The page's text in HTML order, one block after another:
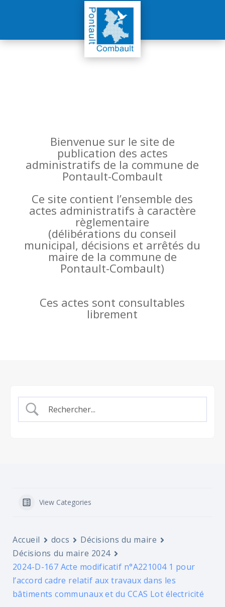
Bienvenue sur le site de
publication des actes
administratifs de la commune de
Pontault-Combault
Ce site contient l’ensemble des
actes administratifs à caractère
règlementaire
(délibérations du conseil
municipal, décisions et arrêtés du
maire de la commune de
Pontault-Combault)
Ces actes sont consultables
librement
View Categories
Accueil docs
Décisions du maire
Décisions du maire 2024
2024-D-167 Acte modificatif n°A221004 1 pour
l’accord cadre relatif aux travaux dans les
bâtiments communaux et du CCAS Lot électricité